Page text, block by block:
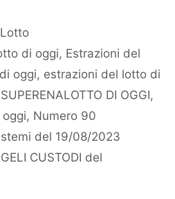
di oggi, Estrazioni del
oggi, estrazioni del lotto di
DI OGGI,
, Numero 90
del 19/08/2023
CUSTODI del